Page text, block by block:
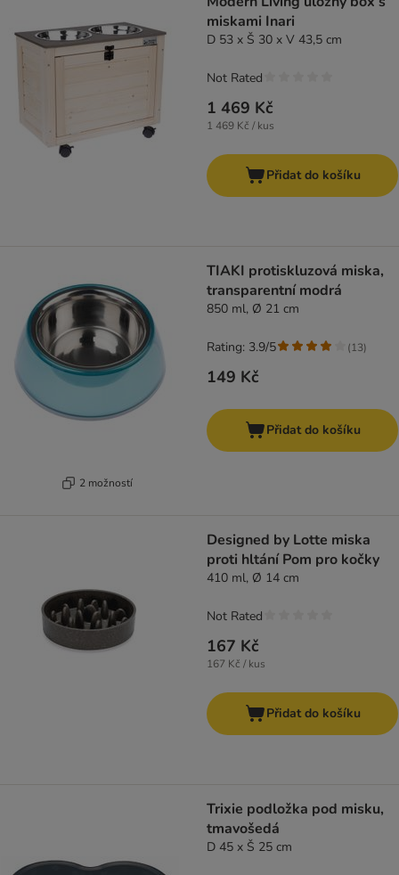
miskami Inari
D 53 x Š 30 x V 43,5 cm
1 469 Kč
1 469 Kč / kus
Not Rated
Přidat do košíku
2 možností
TIAKI protiskluzová miska,
transparentní modrá
850 ml, Ø 21 cm
149 Kč
Rating: 3.9/5 (13)
Přidat do košíku
Designed by Lotte miska
proti hltání Pom pro kočky
410 ml, Ø 14 cm
167 Kč
167 Kč / kus
Not Rated
Přidat do košíku
Trixie podložka pod misku,
tmavošedá
D 45 x Š 25 cm